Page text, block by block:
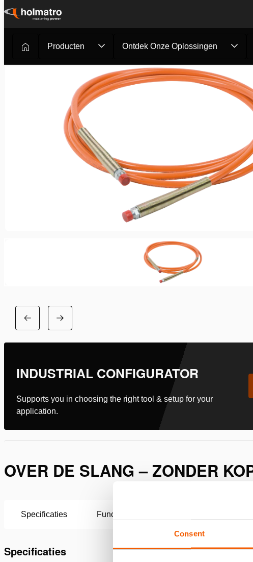
Consent
Ga
inhoud
Producten Ontdek Onze Oplossingen
Hydraulische Oplossingen /Heffen /Hydraulische Slangen /
INDUSTRIAL CONFIGURATOR
Supports you in choosing the right tool & setup for your
application.
OVER DE SLANG – ZONDER
Specificaties Functies
Specificaties